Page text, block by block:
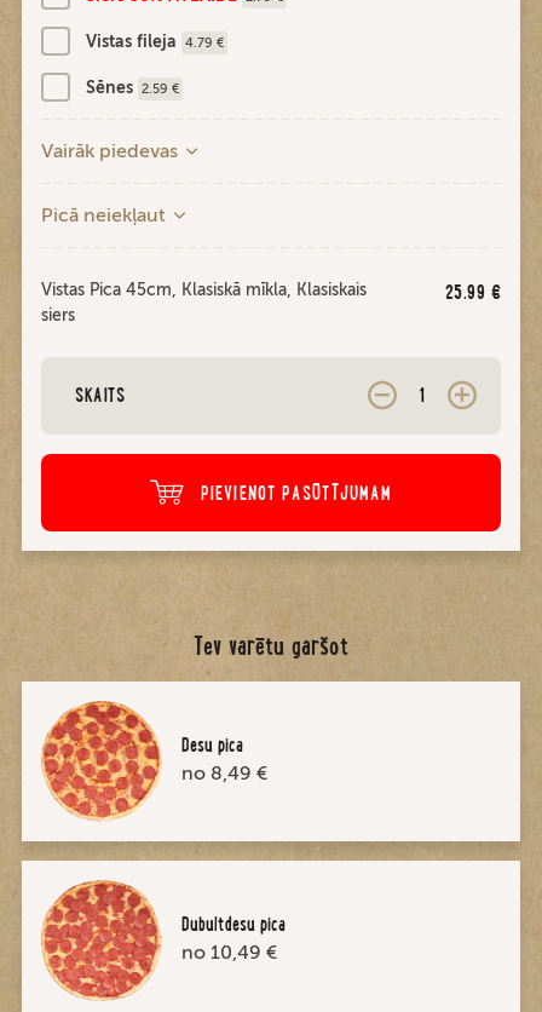
Vistas fileja 4.79 €
Sēnes 2.59 €
Vairāk piedevas
Picā neiekļaut
25.99 €
Vistas Pica 45cm, Klasiskā mīkla, Klasiskais
siers
SKAITS
PIEVIENOT PASŪTĪJUMAM
Tev varētu garšot
Desu pica
no 8,49 €
Dubultdesu pica
no 10,49 €